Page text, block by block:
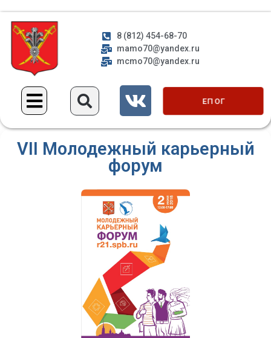
8 (812) 454-68-70
mamo70@yandex.ru
mcmo70@yandex.ru
ЕП ОГ
VII Молодежный карьерный
форум